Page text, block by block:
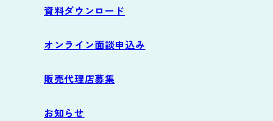
よくあるご質問
動作環境
資料ダウンロード
オンライン面談申込み
販売代理店募集
お知らせ